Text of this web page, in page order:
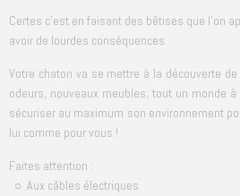
Certes c'est en faisant des bêtises que l'on
avoir de lourdes conséquences.
Votre chaton va se mettre à la découverte
odeurs, nouveaux meubles, tout un monde
sécuriser au maximum son environnement
lui comme pour vous !
Faites attention :
○ Aux câbles électriques